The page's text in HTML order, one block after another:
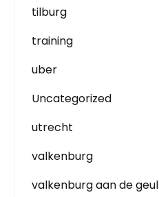
tilburg
training
uber
Uncategorized
utrecht
valkenburg
valkenburg aan de geul